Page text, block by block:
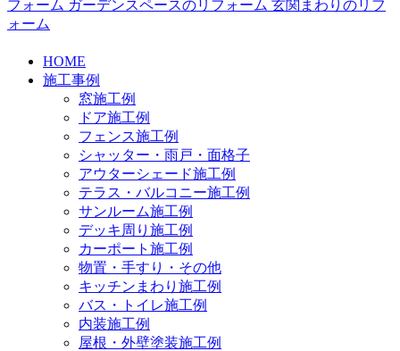
HOME
施工事例
窓施工例
ドア施工例
フェンス施工例
シャッター・雨戸・面格子
アウターシェード施工例
テラス・バルコニー施工例
サンルーム施工例
デッキ周り施工例
カーポート施工例
物置・手すり・その他
キッチンまわり施工例
バス・トイレ施工例
内装施工例
屋根・外壁塗装施工例